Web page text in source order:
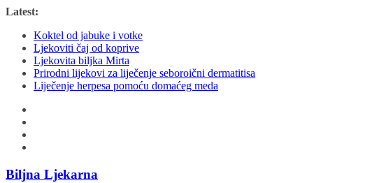
Skip
content
Latest:
Koktel od jabuke i votke
Ljekoviti čaj od koprive
Ljekovita biljka Mirta
Prirodni lijekovi za liječenje seboroični dermatitisa
Liječenje herpesa pomoću domaćeg meda
Biljna Ljekarna